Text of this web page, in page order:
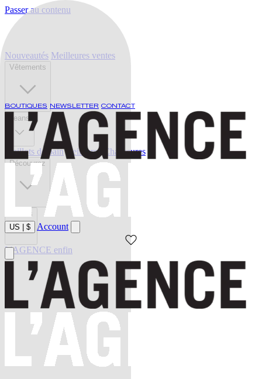
Passer au contenu
BOUTIQUES NEWSLETTER CONTACT
US $ Account
Nouveautés Meilleures ventes
Vêtements
Jeans
Maillots de bain Ceintures Chaussures
Découvrez
Soldes
L'AGENCE enfin